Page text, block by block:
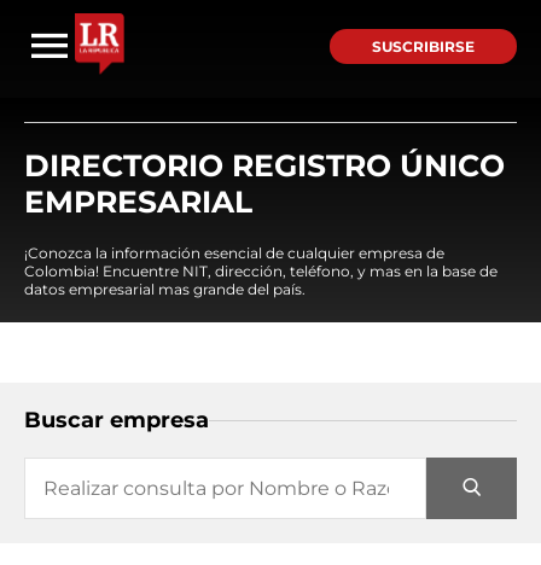
SUSCRIBIRSE
DIRECTORIO REGISTRO ÚNICO
EMPRESARIAL
¡Conozca la información esencial de cualquier empresa de
Colombia! Encuentre NIT, dirección, teléfono, y mas en la base de
datos empresarial mas grande del país.
Buscar empresa